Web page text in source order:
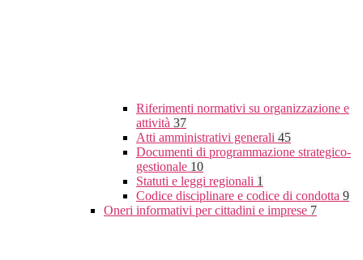
Riferimenti normativi su organizzazione e
attività 37
Atti amministrativi generali 45
Documenti di programmazione strategico-
gestionale 10
Statuti e leggi regionali 1
Codice disciplinare e codice di condotta 9
Oneri informativi per cittadini e imprese 7